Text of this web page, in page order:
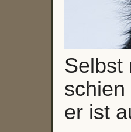
Selbst
er ist